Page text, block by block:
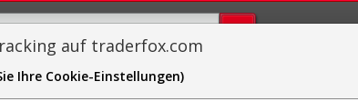
Easy-Scan Visualizations
auf traderfox.com
Ihre Cookie-Einstellungen)